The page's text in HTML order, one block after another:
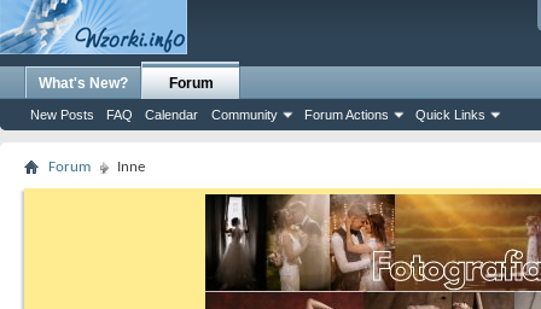
What's New? Forum
New Posts FAQ Calendar Community Forum Actions Quick Links
Forum Inne